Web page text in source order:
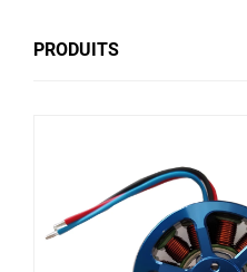
PRODUITS